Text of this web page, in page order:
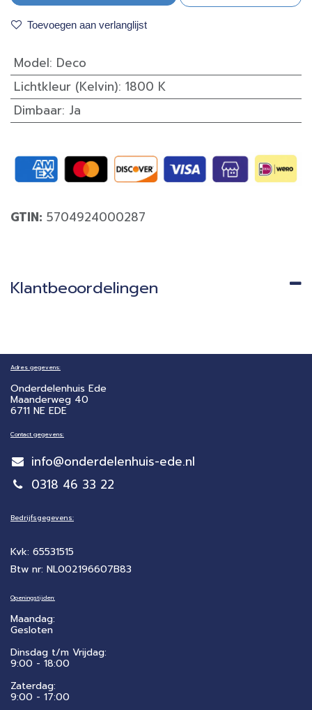
Toevoegen aan verlanglijst
Model: Deco
Lichtkleur (Kelvin): 1800 K
Dimbaar: Ja
GTIN: 5704924000287
Klantbeoordelingen
Adres gegevens:
Onderdelenhuis Ede
Maanderweg 40
6711 NE EDE
Contact gegevens:
info@onderdelenhuis-ede.nl
0318 46 33 22
Bedrijfsgegevens:
Kvk: 65531515
Btw nr: NL002196607B83
Openingstijden:
Maandag:
Gesloten
Dinsdag t/m Vrijdag:
9:00 - 18:00
Zaterdag:
​9:00 - 17:00